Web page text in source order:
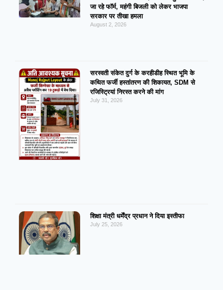
जा रहे फॉर्म, महंगी बिजली को लेकर भाजपा
सरकार पर तीखा हमला
August 2, 2026
सरस्वती संकेत दुर्ग के करहीडीह स्थित भूमि के
कथित फर्जी हस्तांतरण की शिकायत, SDM से
रजिस्ट्रियां निरस्त करने की मांग
July 31, 2026
शिक्षा मंत्री धर्मेंद्र प्रधान ने दिया इस्तीफा
July 25, 2026